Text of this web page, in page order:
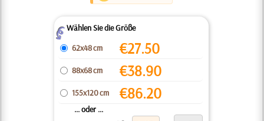
ZWählen Sie die Größe
62x48 cm
€27.50
88x68 cm €38.90
155x120 cm €86.20
... oder ...